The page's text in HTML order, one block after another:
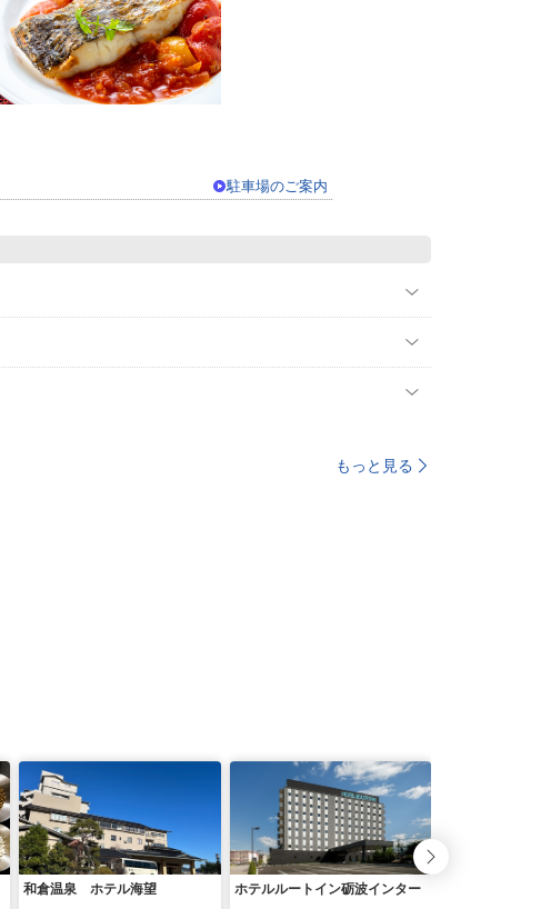
駐車場のご案内
もっと見る
和倉温泉 ホテル海望 ホテルルートイン砺波インター